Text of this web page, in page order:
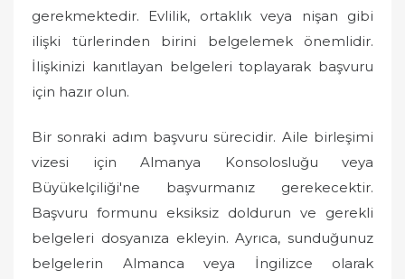
gerekmektedir. Evlilik, ortaklık veya nişan gibi
ilişki türlerinden birini belgelemek önemlidir.
İlişkinizi kanıtlayan belgeleri toplayarak başvuru
için hazır olun.
Bir sonraki adım başvuru sürecidir. Aile birleşimi
vizesi için Almanya Konsolosluğu veya
Büyükelçiliği'ne başvurmanız gerekecektir.
Başvuru formunu eksiksiz doldurun ve gerekli
belgeleri dosyanıza ekleyin. Ayrıca, sunduğunuz
belgelerin Almanca veya İngilizce olarak